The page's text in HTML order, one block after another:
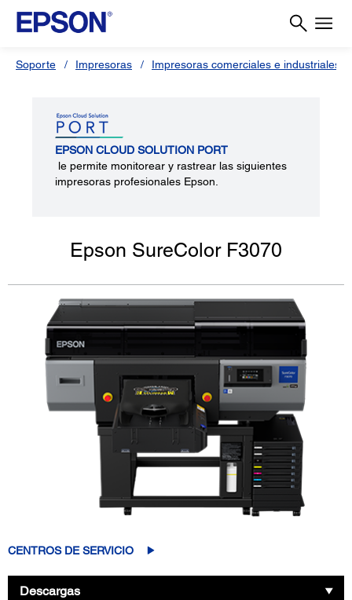
Soporte Impresoras Impresoras comerciales e industriales
EPSON CLOUD SOLUTION PORT
le permite monitorear y rastrear las siguientes
impresoras profesionales Epson.
Epson SureColor F3070
CENTROS DE SERVICIO
Descargas